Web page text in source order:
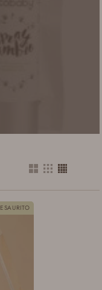
ESAURITO